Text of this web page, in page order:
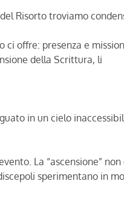
Risorto troviamo
offre: presenza e
della Scrittura, li
in un cielo
La “ascensione” non
sperimentano in